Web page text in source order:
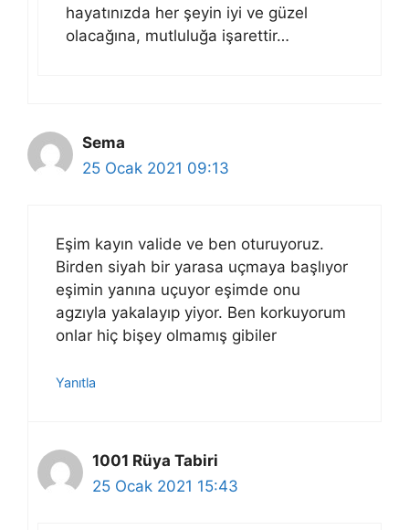
hayatınızda her şeyin iyi ve güzel
olacağına, mutluluğa işarettir…
Sema
25 Ocak 2021 09:13
Eşim kayın valide ve ben oturuyoruz.
Birden siyah bir yarasa uçmaya başlıyor
eşimin yanına uçuyor eşimde onu
agzıyla yakalayıp yiyor. Ben korkuyorum
onlar hiç bişey olmamış gibiler
Yanıtla
1001 Rüya Tabiri
25 Ocak 2021 15:43